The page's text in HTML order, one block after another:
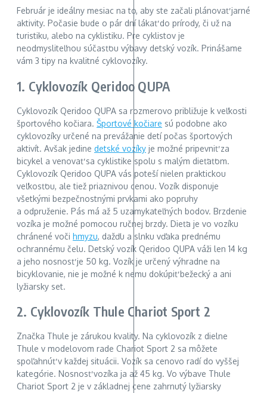
Február je ideálny mesiac na to, aby ste začali plánovať jarné
aktivity. Počasie bude o pár dní lákať do prírody, či už na
turistiku, alebo na cyklistiku. Pre cyklistov je
neodmysliteľnou súčasťou výbavy detský vozík. Prinášame
vám 3 tipy na kvalitné cyklovozíky.
1. Cyklovozík Qeridoo QUPA
Cyklovozík Qeridoo QUPA sa rozmerovo približuje k veľkosti
športového kočiara. Športové kočiare sú podobne ako
cyklovozíky určené na prevážanie detí počas športových
aktivít. Avšak jedine detské vozíky je možné pripevniť za
bicykel a venovať sa cyklistike spolu s malým dieťaťom.
Cyklovozík Qeridoo QUPA vás poteší nielen praktickou
veľkosťou, ale tiež priaznivou cenou. Vozík disponuje
všetkými bezpečnostnými prvkami ako popruhy
a odpruženie. Pás má až 5 uzamykateľných bodov. Brzdenie
vozíka je možné pomocou ručnej brzdy. Dieťa je vo vozíku
chránené voči hmyzu, dažďu a slnku vďaka prednému
ochrannému čelu. Detský vozík Qeridoo QUPA váži len 14 kg
a jeho nosnosť je 50 kg. Vozík je určený výhradne na
bicyklovanie, nie je možné k nemu dokúpiť bežecký a ani
lyžiarsky set.
2. Cyklovozík Thule Chariot Sport 2
Značka Thule je zárukou kvality. Na cyklovozík z dielne
Thule v modelovom rade Chariot Sport 2 sa môžete
spoľahnúť v každej situácii. Vozík sa cenovo radí do vyššej
kategórie. Nosnosť vozíka ja až 45 kg. Vo výbave Thule
Chariot Sport 2 je v základnej cene zahrnutý lyžiarsky